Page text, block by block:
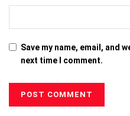
Save my name, email, and
next time I comment.